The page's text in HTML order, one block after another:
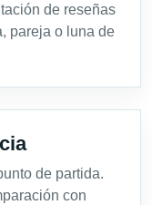
de reseñas
pareja o luna de
de partida.
con